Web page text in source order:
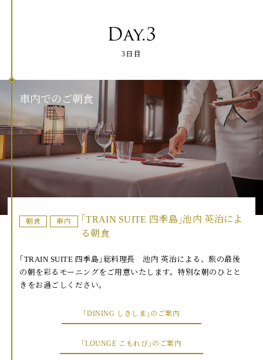
Day.3
3日目
車内での ご朝 食
朝食 車内
｢TRAIN SUITE 四季島｣池内 英治によ
る朝食
｢TRAIN SUITE 四季島｣総料理長 池内 英治による、旅の最後
の朝を彩るモーニングをご用意いたします。特別な朝のひとと
きをお過ごしください。
｢DINING しきしま｣のご案内
｢LOUNGE こもれび｣のご案内